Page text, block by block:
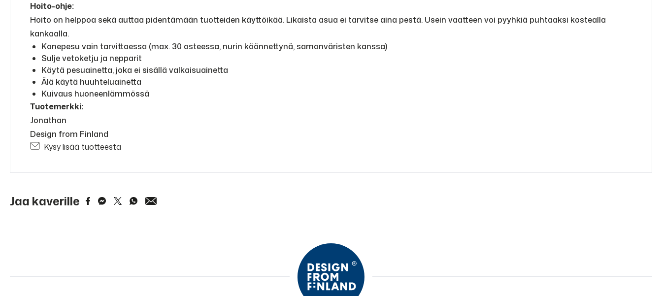
Hoito-ohje:
Hoito on helppoa sekä auttaa pidentämään tuotteiden käyttöikää. Likaista asua ei tarvitse aina pestä. Usein vaatteen voi pyyhkiä puhtaaksi kostealla
kankaalla.
Konepesu vain tarvittaessa (max. 30 asteessa, nurin käännettynä, samanväristen kanssa)
Sulje vetoketju ja nepparit
Käytä pesuainetta, joka ei sisällä valkaisuainetta
Älä käytä huuhteluainetta
Kuivaus huoneenlämmössä
Tuotemerkki:
Jonathan
Design from Finland
Kysy lisää tuotteesta
Jaa kaverille